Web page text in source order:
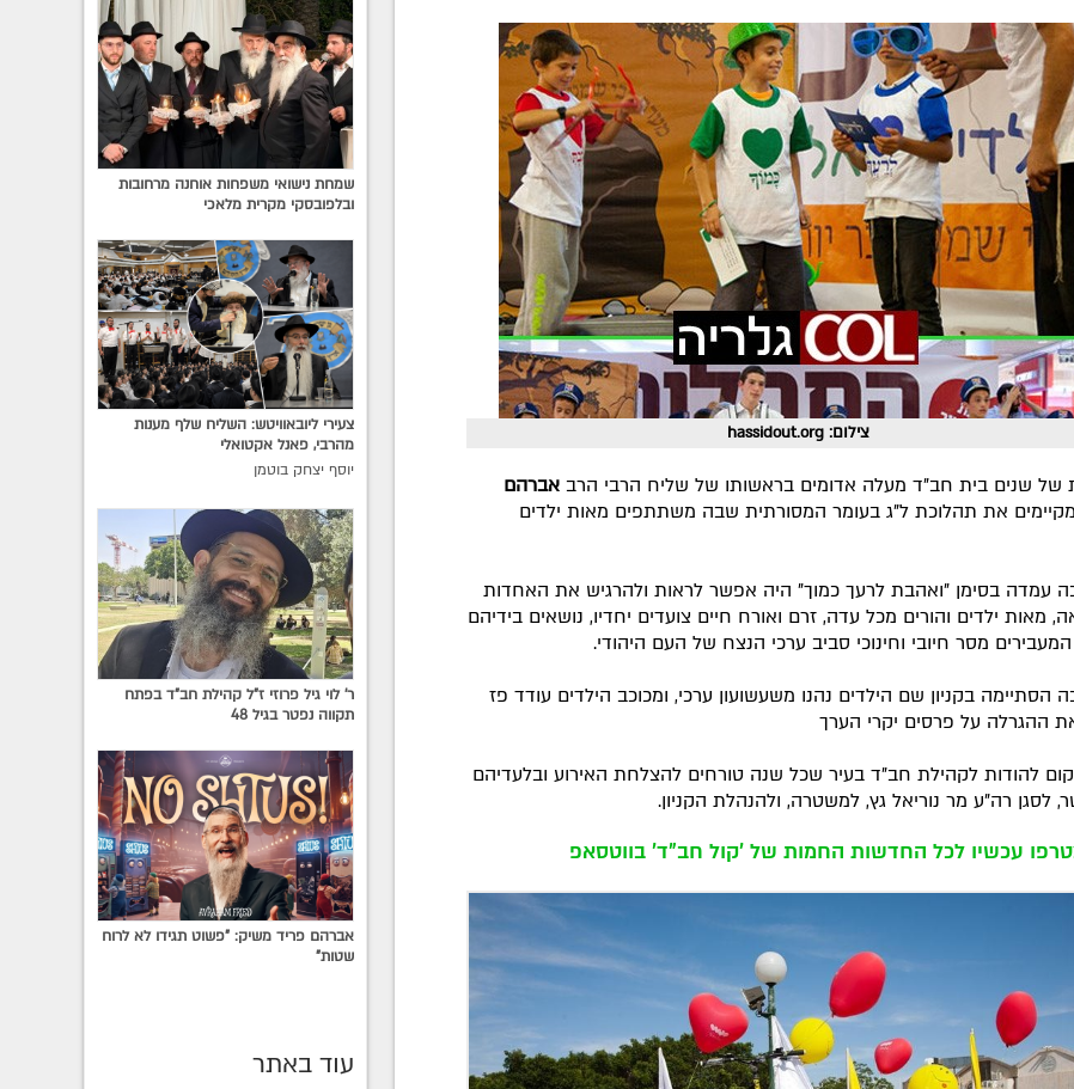
צילום: hassidout.​org
של שנים בית חב"ד מעלה אדומים בראשותו של שליח הרבי הרב אברהם
את תהלוכת ל"ג בעומר המסורתית שבה משתתפים מאות ילדים
עמדה בסימן "ואהבת לרעך כמוך" היה אפשר לראות ולהרגיש את האחדות
מאות ילדים והורים מכל עדה, זרם ואורח חיים צועדים יחדיו, נושאים בידיהם
מסר חיובי וחינוכי סביב ערכי הנצח של העם היהודי.
הסתיימה בקניון שם הילדים נהנו משעשועון ערכי, ומכוכב הילדים עודד פז
ההגרלה על פרסים יקרי הערך
להודות לקהילת חב"ד בעיר שכל שנה טורחים להצלחת האירוע ובלעדיהם
לסגן רה"ע מר נוריאל גץ, למשטרה, ולהנהלת הקניון.
עכשיו לכל החדשות החמות של 'קול חב"ד' בווטסאפ
שמחת נישואי משפחות אוחנה מרחובות
ובלפובסקי מקרית מלאכי
צעירי ליובאוויטש: השליח שלף מענות
מהרבי, פאנל אקטואלי
יוסף יצחק בוטמן
ר' לוי גיל פרוזי ז"ל קהילת חב"ד בפתח
תקווה נפטר בגיל 48
אברהם פריד משיק: "פשוט תגידו לא לרוח
שטות"
עוד באתר